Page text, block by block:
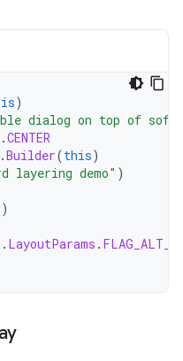
)
dialog on top of soft
.CENTER
.Builder(this)
layering demo" )
. LayoutParams .